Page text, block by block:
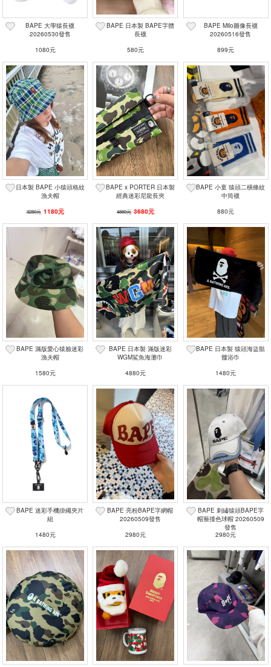
BAPE 大學猿長襪
20260530發售
1080元
BAPE 日本製 BAPE字體
長襪
580元
BAPE Milo圖像長襪
20260516發售
899元
日本製 BAPE 小猿頭格紋
漁夫帽
3280元 1180元
BAPE x PORTER 日本製
經典迷彩尼龍長夾
4880元 3680元
BAPE 小童 猿頭二橫條紋
中筒襪
880元
BAPE 滿版愛心猿臉迷彩
漁夫帽
1580元
BAPE 日本製 滿版迷彩
WGM鯊魚海灘巾
4880元
BAPE 日本製 猿頭海盜骷
髏浴巾
1480元
BAPE 迷彩手機掛繩夾片
組
1480元
BAPE 亮粉BAPE字網帽
20260509發售
2980元
BAPE 刺繡猿頭BAPE字
帽簷撞色球帽 20260509
發售
2980元